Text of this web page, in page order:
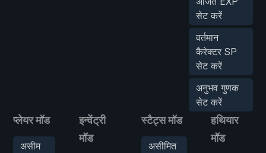
सेट करें
वर्तमान
कैरेक्टर SP
सेट करें
अनुभव गुणक
सेट करें
प्लेयर मॉड
असीम
इन्वेंट्री
मॉड
स्टैट्स मॉड
असीमित
हथियार
मॉड